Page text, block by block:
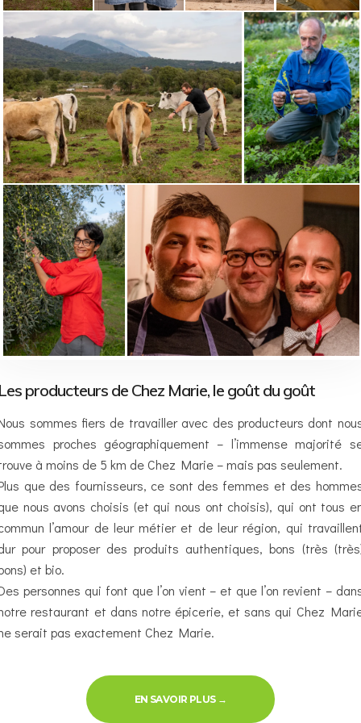
producteurs de Chez Marie, le goût du goût
sommes fiers de travailler avec des producteurs dont
proches géographiquement – l’immense majorité
à moins de 5 km de Chez Marie – mais pas seulement.
que des fournisseurs, ce sont des femmes et des
nous avons choisis (et qui nous ont choisis), qui ont tous
l’amour de leur métier et de leur région, qui
pour proposer des produits authentiques, bons (très
et bio.
personnes qui font que l’on vient – et que l’on revient –
restaurant et dans notre épicerie, et sans qui Chez
serait pas exactement Chez Marie.
EN SAVOIR PLUS « PRODUCTEURS & SAVEURS
→